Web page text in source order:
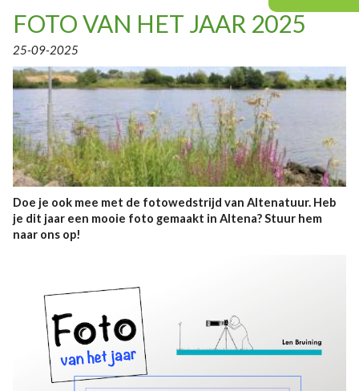
FOTO VAN HET JAAR 2025
25-09-2025
Doe je ook mee met de fotowedstrijd van Altenatuur. Heb
je dit jaar een mooie foto gemaakt in Altena? Stuur hem
naar ons op!